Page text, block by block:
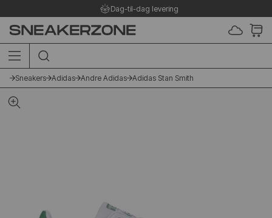
Dag-til-dag levering
SØG I SHOPPEN HER
Sneakers Adidas Andre Adidas Adidas Stan Smith